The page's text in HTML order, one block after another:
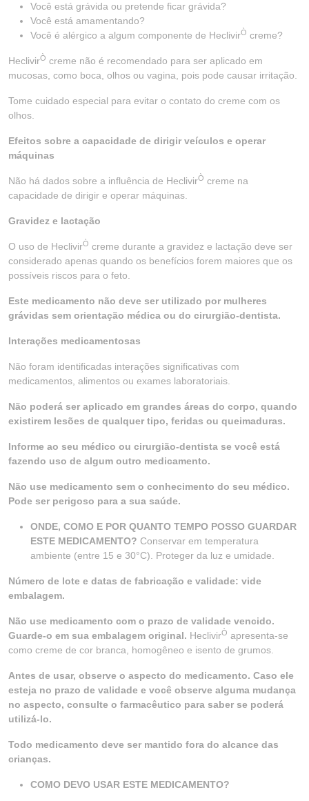
Você está grávida ou pretende ficar grávida?
Você está amamentando?
Você é alérgico a algum componente de HeclivirÒ creme?
HeclivirÒ creme não é recomendado para ser aplicado em
mucosas, como boca, olhos ou vagina, pois pode causar irritação.
Tome cuidado especial para evitar o contato do creme com os
olhos.
Efeitos sobre a capacidade de dirigir veículos e operar
máquinas
Não há dados sobre a influência de HeclivirÒ creme na
capacidade de dirigir e operar máquinas.
Gravidez e lactação
O uso de HeclivirÒ creme durante a gravidez e lactação deve ser
considerado apenas quando os benefícios forem maiores que os
possíveis riscos para o feto.
Este medicamento não deve ser utilizado por mulheres
grávidas sem orientação médica ou do cirurgião-dentista.
Interações medicamentosas
Não foram identificadas interações significativas com
medicamentos, alimentos ou exames laboratoriais.
Não poderá ser aplicado em grandes áreas do corpo, quando
existirem lesões de qualquer tipo, feridas ou queimaduras.
Informe ao seu médico ou cirurgião-dentista se você está
fazendo uso de algum outro medicamento.
Não use medicamento sem o conhecimento do seu médico.
Pode ser perigoso para a sua saúde.
ONDE, COMO E POR QUANTO TEMPO POSSO GUARDAR
ESTE MEDICAMENTO? Conservar em temperatura
ambiente (entre 15 e 30°C). Proteger da luz e umidade.
Número de lote e datas de fabricação e validade: vide
embalagem.
Não use medicamento com o prazo de validade vencido.
Guarde-o em sua embalagem original. HeclivirÒ apresenta-se
como creme de cor branca, homogêneo e isento de grumos.
Antes de usar, observe o aspecto do medicamento. Caso ele
esteja no prazo de validade e você observe alguma mudança
no aspecto, consulte o farmacêutico para saber se poderá
utilizá-lo.
Todo medicamento deve ser mantido fora do alcance das
crianças.
COMO DEVO USAR ESTE MEDICAMENTO?